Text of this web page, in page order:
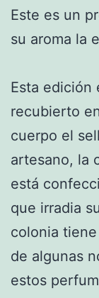
Este es un
su aroma la
Esta edición
recubierto
cuerpo el
artesano, la
está
que irradia
colonia
de algunas
estos